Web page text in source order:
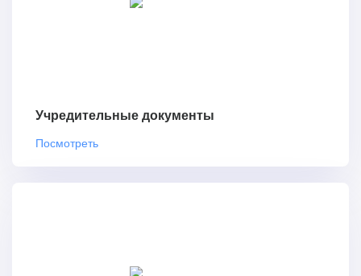
Учредительные документы
Посмотреть